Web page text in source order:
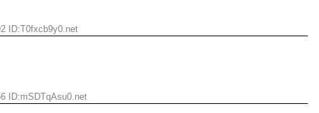
ID:T0fxcb9y0.net
ID:mSDTqAsu0.net